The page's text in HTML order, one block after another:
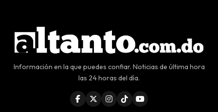
Información en la que puedes confiar. Noticias de última hora
las 24 horas del día.